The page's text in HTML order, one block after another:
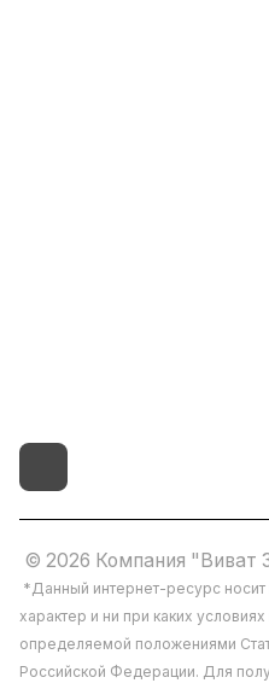
© 2026 Компания "Виват
*Данный интернет-ресурс
характер и ни при каких
определяемой положениями
Российской Федерации. Для
Мы используем файлы